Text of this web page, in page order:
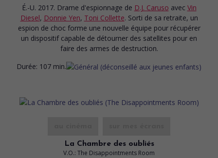
É.-U. 2017. Drame d'espionnage de D.J. Caruso avec Vin
Diesel, Donnie Yen, Toni Collette. Sorti de sa retraite, un
espion de choc forme une nouvelle équipe pour récupérer
un dispositif capable de détourner des satellites pour en
faire des armes de destruction.
Durée: 107 min.
La Chambre des oubliés
V.O.: The Disappointments Room